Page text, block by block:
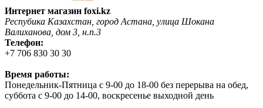
Интернет магазин foxi.kz
Респубика Казахстан, город Астана, улица Шокана
Валиханова, дом 3, н.п.3
Телефон:
+7 706 830 30 30
Время работы:
Понедельник-Пятница с 9-00 до 18-00 без перерыва на обед,
суббота с 9-00 до 14-00, воскресенье выходной день